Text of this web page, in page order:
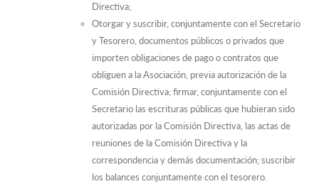
Directiva;
Otorgar y suscribir, conjuntamente con el Secretario
y Tesorero, documentos públicos o privados que
importen obligaciones de pago o contratos que
obliguen a la Asociación, previa autorización de la
Comisión Directiva; firmar, conjuntamente con el
Secretario las escrituras públicas que hubieran sido
autorizadas por la Comisión Directiva, las actas de
reuniones de la Comisión Directiva y la
correspondencia y demás documentación; suscribir
los balances conjuntamente con el tesorero.